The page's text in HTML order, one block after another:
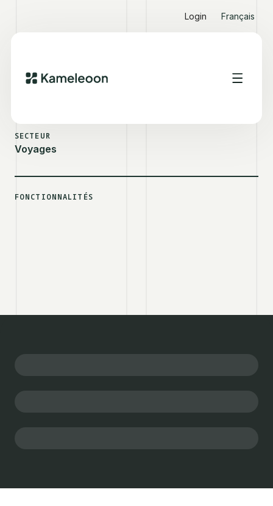
Login Français
VOIR D'AUTRES SUCCESS STORIES RAIL EUROPE
SECTEUR
Voyages
FONCTIONNALITÉS